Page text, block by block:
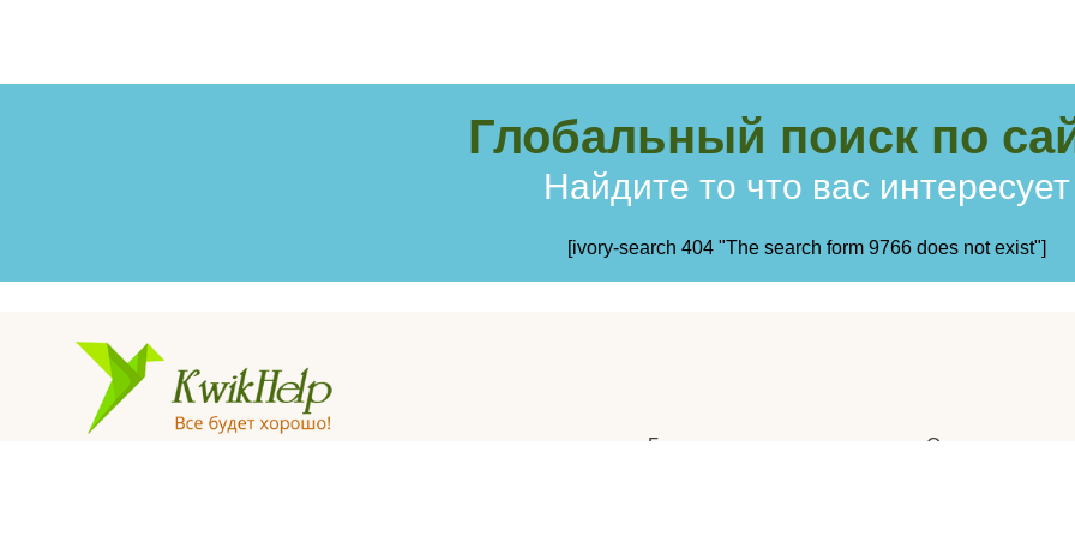
Глобальный поиск по
Найдите то что вас интересует
[ivory-search 404 "The search form 9766 does not exist"]
Главная Отзывы